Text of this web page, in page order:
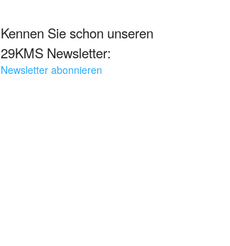
Kennen Sie schon unseren
29KMS Newsletter:
Newsletter abonnieren